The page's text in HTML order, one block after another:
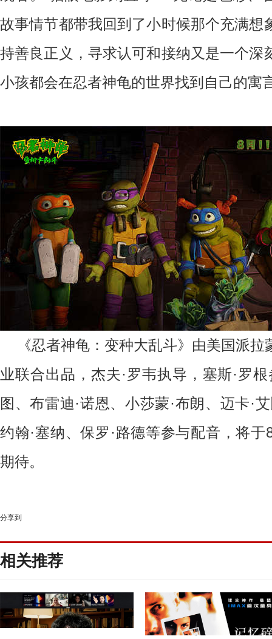
故事情节都带我回到了小时候那个充满想
持善良正义，寻求认可和接纳又是一个深
小孩都会在忍者神龟的世界找到自己的寓
《忍者神龟：变种大乱斗》由美国派
业联合出品，杰夫·罗韦执导，塞斯·罗
图、布雷迪·诺恩、小莎蒙·布朗、迈卡·
约翰·塞纳、保罗·路德等参与配音，将于
期待。
分享到
相关推荐